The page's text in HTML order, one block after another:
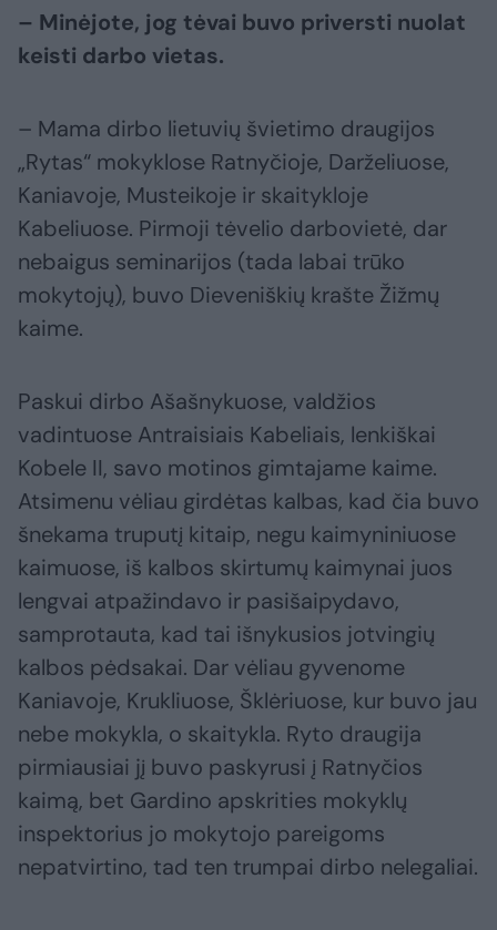
– Minėjote, jog tėvai buvo priversti nuolat
keisti darbo vietas.
– Mama dirbo lietuvių švietimo draugijos
„Rytas“ mokyklose Ratnyčioje, Darželiuose,
Kaniavoje, Musteikoje ir skaitykloje
Kabeliuose. Pirmoji tėvelio darbovietė, dar
nebaigus seminarijos (tada labai trūko
mokytojų), buvo Dieveniškių krašte Žižmų
kaime.
Paskui dirbo Ašašnykuose, valdžios
vadintuose Antraisiais Kabeliais, lenkiškai
Kobele II, savo motinos gimtajame kaime.
Atsimenu vėliau girdėtas kalbas, kad čia buvo
šnekama truputį kitaip, negu kaimyniniuose
kaimuose, iš kalbos skirtumų kaimynai juos
lengvai atpažindavo ir pasišaipydavo,
samprotauta, kad tai išnykusios jotvingių
kalbos pėdsakai. Dar vėliau gyvenome
Kaniavoje, Krukliuose, Šklėriuose, kur buvo jau
nebe mokykla, o skaitykla. Ryto draugija
pirmiausiai jį buvo paskyrusi į Ratnyčios
kaimą, bet Gardino apskrities mokyklų
inspektorius jo mokytojo pareigoms
nepatvirtino, tad ten trumpai dirbo nelegaliai.